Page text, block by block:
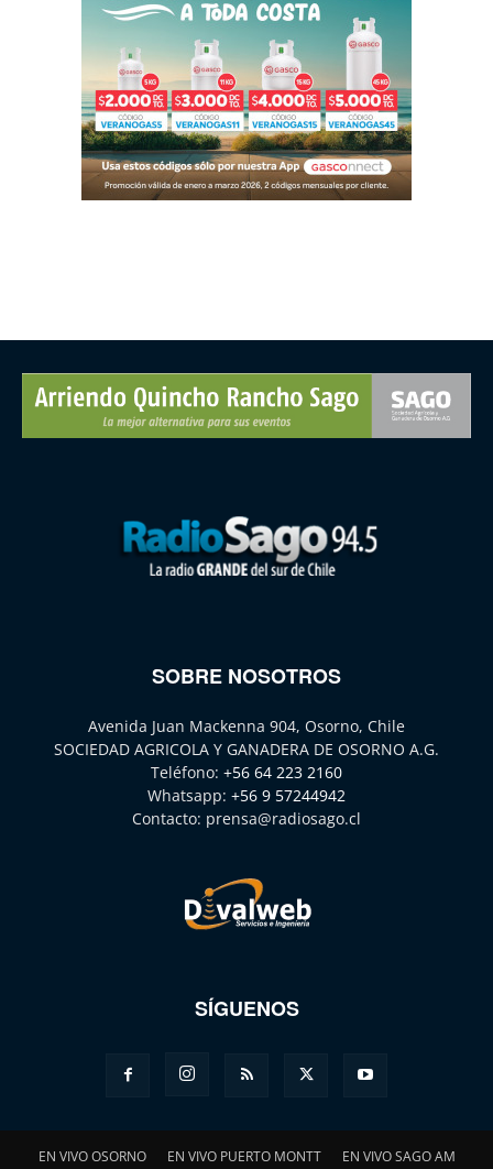
SOBRE NOSOTROS
Avenida Juan Mackenna 904, Osorno, Chile
SOCIEDAD AGRICOLA Y GANADERA DE OSORNO A.G.
Teléfono: +56 64 223 2160
Whatsapp: +56 9 57244942
Contacto: prensa@radiosago.cl
SÍGUENOS
EN VIVO OSORNO EN VIVO PUERTO MONTT EN VIVO SAGO AM